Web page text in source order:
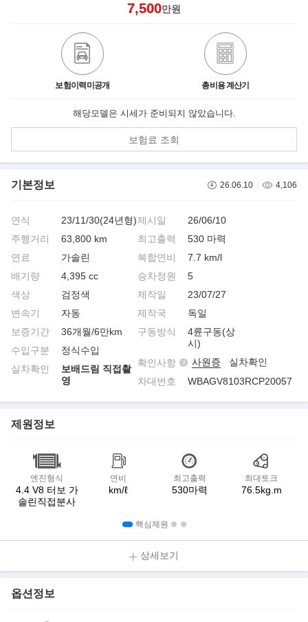
7,500만원
보험이력미공개 총비용 계산기
해당모델은 시세가 준비되지 않았습니다.
보험료 조회
기본정보 26.06.10 4,106
연식
23/11/30(24년형)
주행거리
63,800 km
연료
가솔린
배기량
4,395 cc
색상
검정색
변속기
자동
보증기간
36개월/6만km
수입구분
정식수입
실차확인
보배드림 직접촬
영
제시일
26/06/10
최고출력
530 마력
복합연비
7.7 km/l
승차정원
5
제작일
23/07/27
제작국
독일
구동방식
4륜구동(상
시)
확인사항
사원증
실차확인
차대번호
WBAGV8103RCP20057
제원정보
엔진형식
4.4 V8 터보 가
솔린직접분사
연비
km/ℓ
최고출력
530마력
최대토크
76.5kg.m
핵심제원
상세보기
옵션정보